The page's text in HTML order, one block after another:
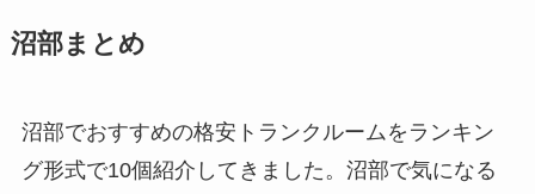
沼部まとめ
沼部でおすすめの格安トランクルームをランキン
グ形式で10個紹介してきました。沼部で気になる